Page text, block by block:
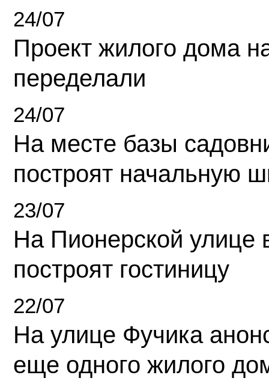
24/07
Проект жилого дома
переделали
24/07
На месте базы
построят начальную
23/07
На Пионерской улице
построят гостиницу
22/07
На улице Фучика
еще одного жилого